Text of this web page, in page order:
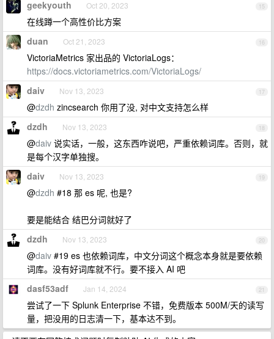
15
geekyouth Oct 20, 2023
在线蹲一个高性价比方案
16
duan Oct 21, 2023
VictoriaMetrics 家出品的 VictoriaLogs：
https://docs.victoriametrics.com/VictoriaLogs/
17
daiv Nov 13, 2023
@dzdh zincsearch 你用了没, 对中文支持怎么样
18
dzdh Nov 13, 2023
@daiv 说实话，一般，这东西咋说吧，严重依赖词库。否则，就
是每个汉字单独搜。
19
daiv Nov 13, 2023
@dzdh #18 那 es 呢, 也是?
要是能结合 结巴分词就好了
20
dzdh Nov 13, 2023
@daiv #19 es 也依赖词库，中文分词这个概念本身就是要依赖
词库。没有好词库就不行。要不接入 AI 吧
21
dasf53adf Jan 14, 2024
尝试了一下 Splunk Enterprise 不错，免费版本 500M/天的读写
量，把没用的日志清一下，基本达不到。